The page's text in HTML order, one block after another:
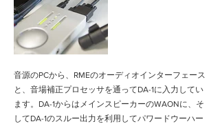
音源のPCから、RMEのオーディオインターフェース
と、音場補正プロセッサを通ってDA-1に入力してい
ます。DA-1からはメインスピーカーのWAONに、そ
してDA-1のスルー出力を利用してパワードウーハー